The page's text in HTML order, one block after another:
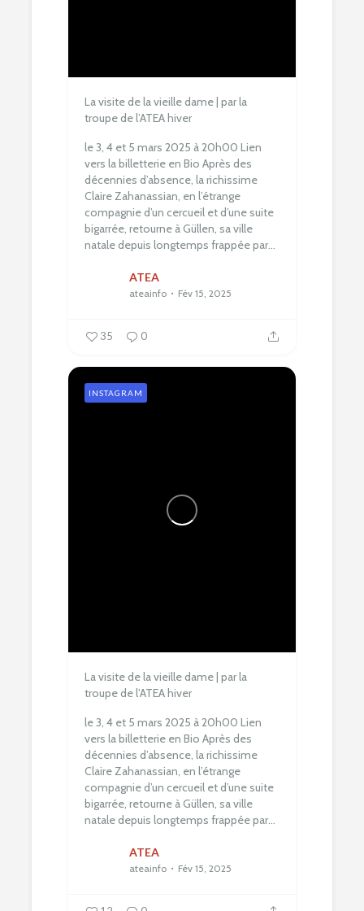
La visite de la vieille dame | par la
troupe de l’ATEA hiver
le 3, 4 et 5 mars 2025 à 20h00 Lien
vers la billetterie en Bio Après des
décennies d’absence, la richissime
Claire Zahanassian, en l’étrange
compagnie d’un cercueil et d’une suite
bigarrée, retourne à Güllen, sa ville
natale depuis longtemps frappée par...
ATEA
ateainfo Fév 15, 2025
35 0
La visite de la vieille dame | par la
troupe de l’ATEA hiver
le 3, 4 et 5 mars 2025 à 20h00 Lien
vers la billetterie en Bio Après des
décennies d’absence, la richissime
Claire Zahanassian, en l’étrange
compagnie d’un cercueil et d’une suite
bigarrée, retourne à Güllen, sa ville
natale depuis longtemps frappée par...
ATEA
ateainfo Fév 15, 2025
INSTAGRAM